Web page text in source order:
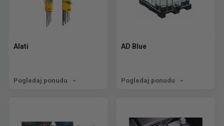
Alati
Pogledaj ponudu
AD Blue
Pogledaj ponudu